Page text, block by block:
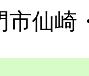
仙崎